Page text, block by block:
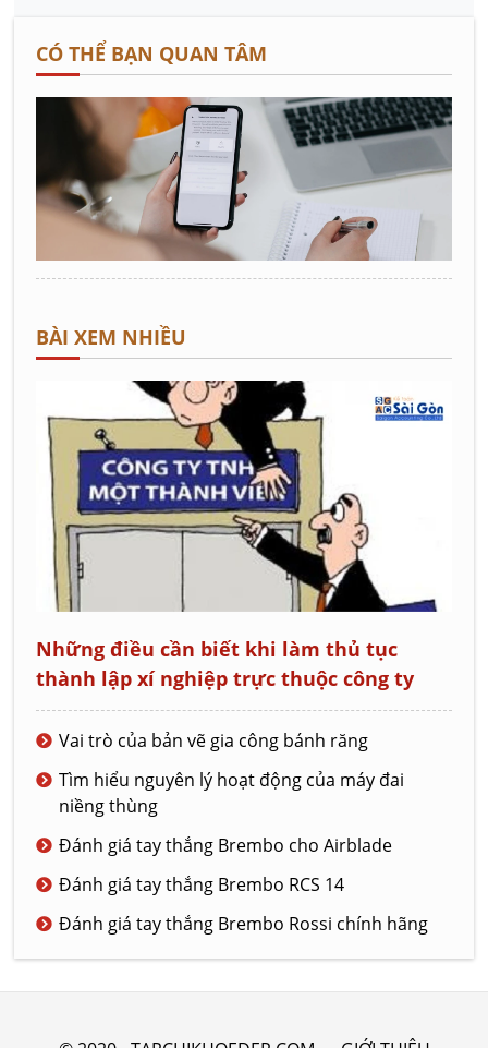
CÓ THỂ BẠN QUAN TÂM
BÀI XEM NHIỀU
Những điều cần biết khi làm thủ tục
thành lập xí nghiệp trực thuộc công ty
Vai trò của bản vẽ gia công bánh răng
Tìm hiểu nguyên lý hoạt động của máy đai
niềng thùng
Đánh giá tay thắng Brembo cho Airblade
Đánh giá tay thắng Brembo RCS 14
Đánh giá tay thắng Brembo Rossi chính hãng